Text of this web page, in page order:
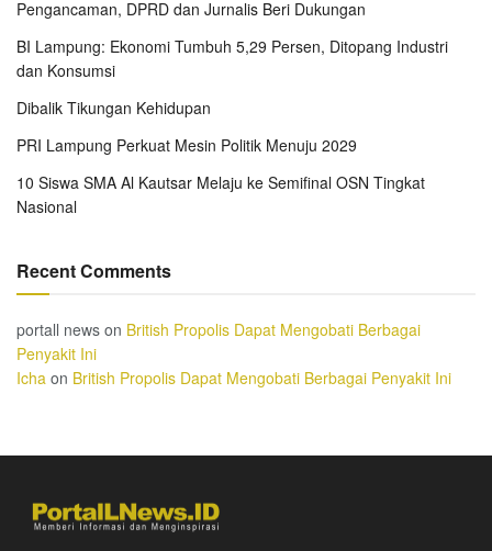
Pengancaman, DPRD dan Jurnalis Beri Dukungan
BI Lampung: Ekonomi Tumbuh 5,29 Persen, Ditopang Industri
dan Konsumsi
Dibalik Tikungan Kehidupan
PRI Lampung Perkuat Mesin Politik Menuju 2029
10 Siswa SMA Al Kautsar Melaju ke Semifinal OSN Tingkat
Nasional
Recent Comments
portall news on British Propolis Dapat Mengobati Berbagai
Penyakit Ini
Icha on British Propolis Dapat Mengobati Berbagai Penyakit Ini